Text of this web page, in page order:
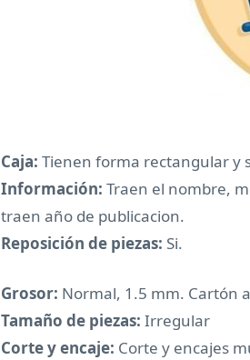
Caja: Tienen forma rectangular y
Información: Traen el nombre,
traen año de publicacion.
Reposición de piezas: Si.
Grosor: Normal, 1.5 mm. Cartón
Tamaño de piezas:Irregular
Corte y encaje: Corte y encajes